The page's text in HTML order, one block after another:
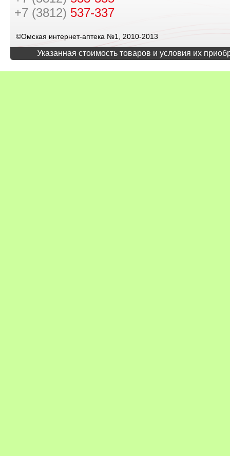
+7 (3812) 537-337
©Омская интернет-аптека №1, 2010-2013
Указанная стоимость товаров и условия их